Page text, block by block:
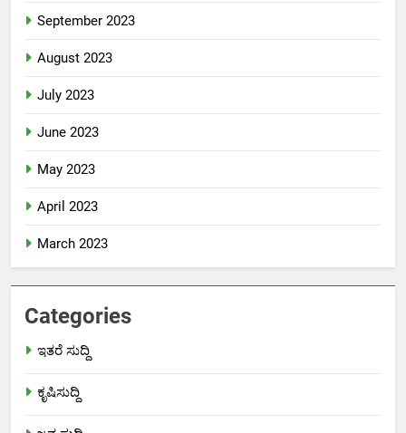
September 2023
August 2023
July 2023
June 2023
May 2023
April 2023
March 2023
Categories
ಇತರೆ ಸುದ್ದಿ
ಕೃಷಿಸುದ್ದಿ